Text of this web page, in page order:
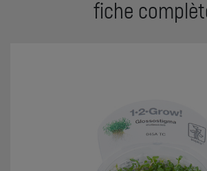
fiche